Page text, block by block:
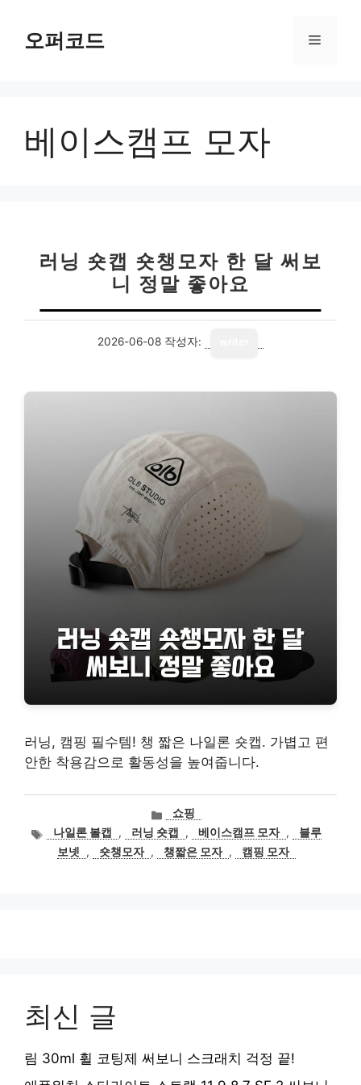
오퍼코드 메
베이스캠프 모자
러닝 숏캡 숏챙모자 한 달 써보
니 정말 좋아요
2026-06-08 작성자:
러닝, 캠핑 필수템! 챙 짧은 나일론 숏캡. 가볍고 편
안한 착용감으로 활동성을 높여줍니다.
카
테
고
리
쇼핑
태나일론 볼캡 , 러닝 숏캡 , 베이스캠프 모자 ,
블루
보넷
, 숏챙모자 , 챙짧은 모자 , 캠핑 모자
최신 글
림 30ml 휠 코팅제 써보니 스크래치 걱정 끝!